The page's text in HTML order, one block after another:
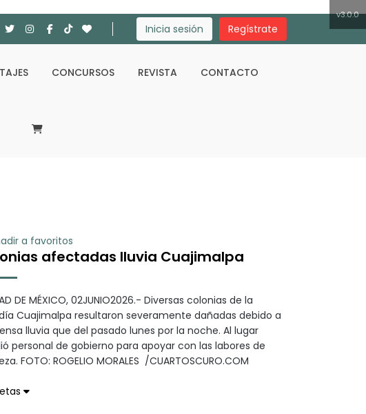
Inicia sesión Regístrate
CONCURSOS REVISTA CONTACTO
v3.0.0
a favoritos
afectadas lluvia Cuajimalpa
DE MÉXICO, 02JUNIO2026.- Diversas colonias de la
Cuajimalpa resultaron severamente dañadas debido a
lluvia que del pasado lunes por la noche. Al lugar
personal de gobierno para apoyar con las labores de
FOTO: ROGELIO MORALES /CUARTOSCURO.COM